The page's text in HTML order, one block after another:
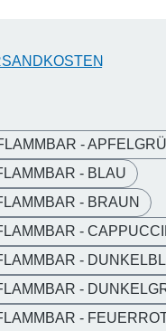
-
- BLAU
- BRAUN
-
-
-
-